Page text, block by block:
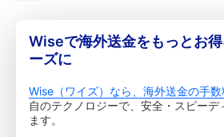
Wiseで海外送金をもっとお
ーズに
Wise（ワイズ）なら、海外送金の手数
自のテクノロジーで、安全・スピーデ
ます。